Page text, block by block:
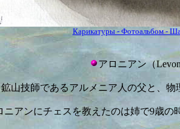
Карикатуры - Фотоальбом -
アロニアン（
鉱山技師であるアルメニア人の父と、
ニアンにチェスを教えたのは姉で9歳